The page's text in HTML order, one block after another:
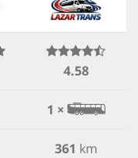
4.58
1 ×
361 km